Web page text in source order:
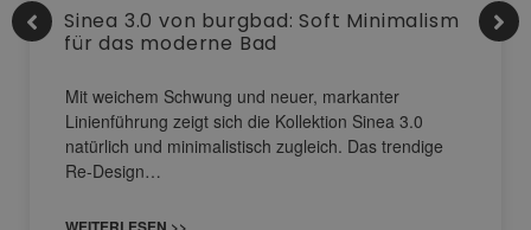
Sinea 3.0 von burgbad: Soft Minimalism
für das moderne Bad
Mit weichem Schwung und neuer, markanter
Linienführung zeigt sich die Kollektion Sinea 3.0
natürlich und minimalistisch zugleich. Das trendige
Re-Design…